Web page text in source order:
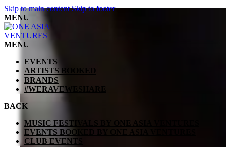
Skip to main content Skip to footer
MENU
MENU
EVENTS
ARTISTS BOOKED
BRANDS
#WERAVEWESHARE
BACK
MUSIC FESTIVALS BY ONE ASIA VENTURES
EVENTS BOOKED BY ONE ASIA VENTURES
CLUB EVENTS